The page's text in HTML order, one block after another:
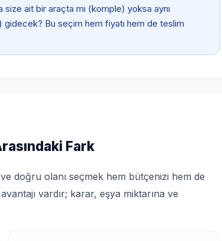
size ait bir araçta mı (komple) yoksa aynı
Bu seçim hem fiyatı hem de teslim
Fark
doğru olanı seçmek hem bütçenizi hem de
vardır; karar, eşya miktarına ve